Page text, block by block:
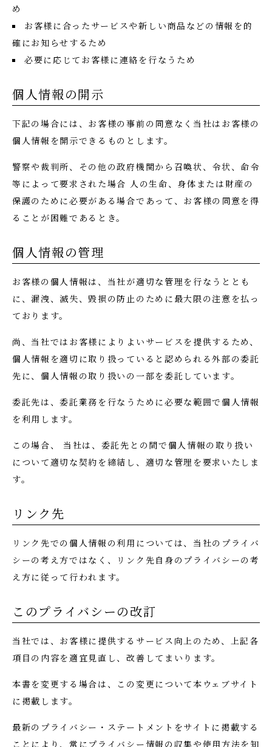
め
お客様に合ったサービスや新しい商品などの情報を的
確にお知らせするため
必要に応じてお客様に連絡を行なうため
個人情報の開示
下記の場合には、お客様の事前の同意なく当社はお客様の
個人情報を開示できるものとします。
警察や裁判所、その他の政府機関から召喚状、令状、命令
等によって要求された場合 人の生命、身体または財産の
保護のために必要がある場合であって、お客様の同意を得
ることが困難であるとき。
個人情報の管理
お客様の個人情報は、当社が適切な管理を行なうととも
に、漏洩、滅失、毀損の防止のために最大限の注意を払っ
ております。
尚、当社ではお客様によりよいサービスを提供するため、
個人情報を適切に取り扱っていると認められる外部の委託
先に、個人情報の取り扱いの一部を委託しています。
委託先は、委託業務を行なうために必要な範囲で個人情報
を利用します。
この場合、 当社は、委託先との間で個人情報の取り扱い
について適切な契約を締結し、適切な管理を要求いたしま
す。
リンク先
リンク先での個人情報の利用については、当社のプライバ
シーの考え方ではなく、リンク先自身のプライバシーの考
え方に従って行われます。
このプライバシーの改訂
当社では、お客様に提供するサービス向上のため、上記各
項目の内容を適宜見直し、改善してまいります。
本書を変更する場合は、この変更について本ウェブサイト
に掲載します。
最新のプライバシー・ステートメントをサイトに掲載する
ことにより、常にプライバシー情報の収集や使用方法を知